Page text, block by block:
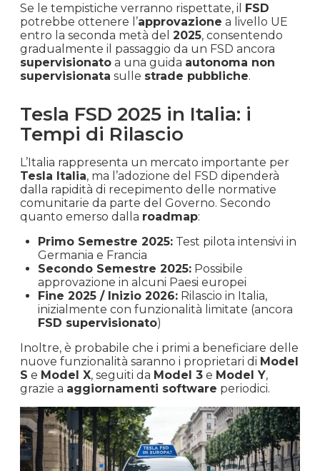
Se le tempistiche verranno rispettate, il FSD
potrebbe ottenere l’approvazione a livello UE
entro la seconda metà del 2025, consentendo
gradualmente il passaggio da un FSD ancora
supervisionato a una guida autonoma non
supervisionata sulle strade pubbliche.
Tesla FSD 2025 in Italia: i
Tempi di Rilascio
L’Italia rappresenta un mercato importante per
Tesla Italia, ma l’adozione del FSD dipenderà
dalla rapidità di recepimento delle normative
comunitarie da parte del Governo. Secondo
quanto emerso dalla roadmap:
Primo Semestre 2025: Test pilota intensivi in
Germania e Francia
Secondo Semestre 2025: Possibile
approvazione in alcuni Paesi europei
Fine 2025 / Inizio 2026: Rilascio in Italia,
inizialmente con funzionalità limitate (ancora
FSD supervisionato)
Inoltre, è probabile che i primi a beneficiare delle
nuove funzionalità saranno i proprietari di Model
S e Model X, seguiti da Model 3 e Model Y,
grazie a aggiornamenti software periodici.